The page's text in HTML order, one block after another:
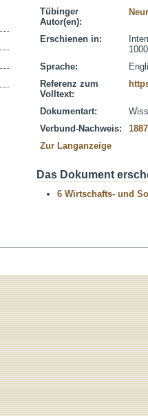
Tübinger
Autor(en):
Erschienen in:
Sprache:
Referenz zum
Volltext:
Dokumentart:
Verbund-Nachweis:
Zur Langanzeige
Das Dokument
6 Wirtschafts- und